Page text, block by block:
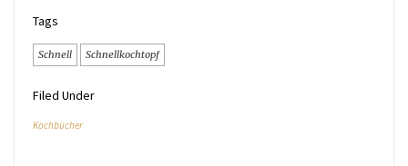
Tags
Schnell Schnellkochtopf
Filed Under
Kochbücher